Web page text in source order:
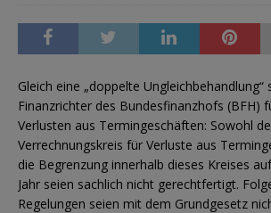
Gleich eine „doppelte
Finanzrichter des Bundesfinanzhofs (BFH)
Verlusten aus Termingeschäften: Sowohl
Verrechnungskreis für Verluste aus
die Begrenzung innerhalb dieses Kreises
Jahr seien sachlich nicht gerechtfertigt.
Regelungen seien mit dem Grundgesetz